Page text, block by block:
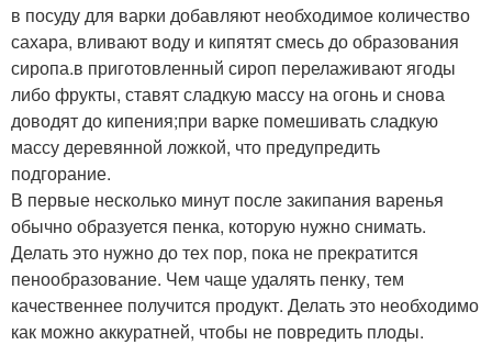
в посуду для варки добавляют необходимое количество
сахара, вливают воду и кипятят смесь до образования
сиропа.в приготовленный сироп перелаживают ягоды
либо фрукты, ставят сладкую массу на огонь и снова
доводят до кипения;при варке помешивать сладкую
массу деревянной ложкой, что предупредить
подгорание.
В первые несколько минут после закипания варенья
обычно образуется пенка, которую нужно снимать.
Делать это нужно до тех пор, пока не прекратится
пенообразование. Чем чаще удалять пенку, тем
качественнее получится продукт. Делать это необходимо
как можно аккуратней, чтобы не повредить плоды.